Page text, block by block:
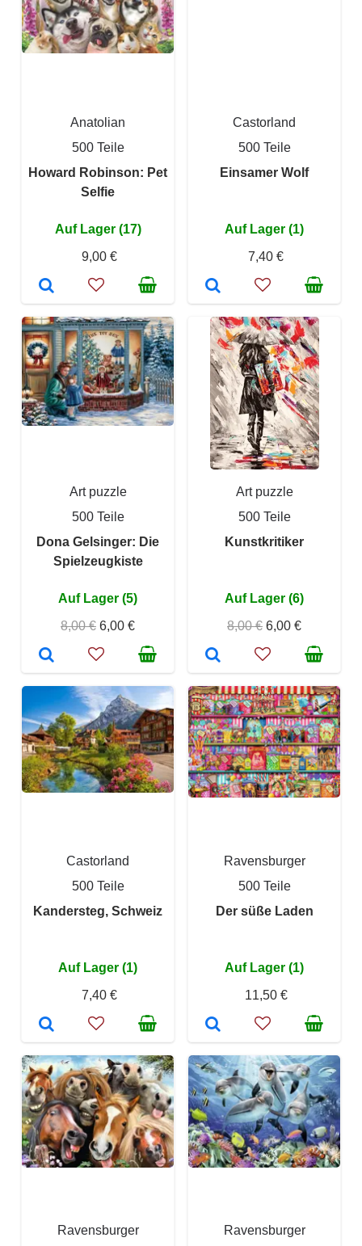
Anatolian
500 Teile
Howard Robinson: Pet
Selfie
Auf Lager (17)
9,00 €
Castorland
500 Teile
Einsamer Wolf
Auf Lager (1)
7,40 €
Art puzzle
500 Teile
Dona Gelsinger: Die
Spielzeugkiste
Auf Lager (5)
8,00 € 6,00 €
Art puzzle
500 Teile
Kunstkritiker
Auf Lager (6)
8,00 € 6,00 €
Castorland
500 Teile
Kandersteg, Schweiz
Auf Lager (1)
7,40 €
Ravensburger
500 Teile
Der süße Laden
Auf Lager (1)
11,50 €
Ravensburger
Ravensburger